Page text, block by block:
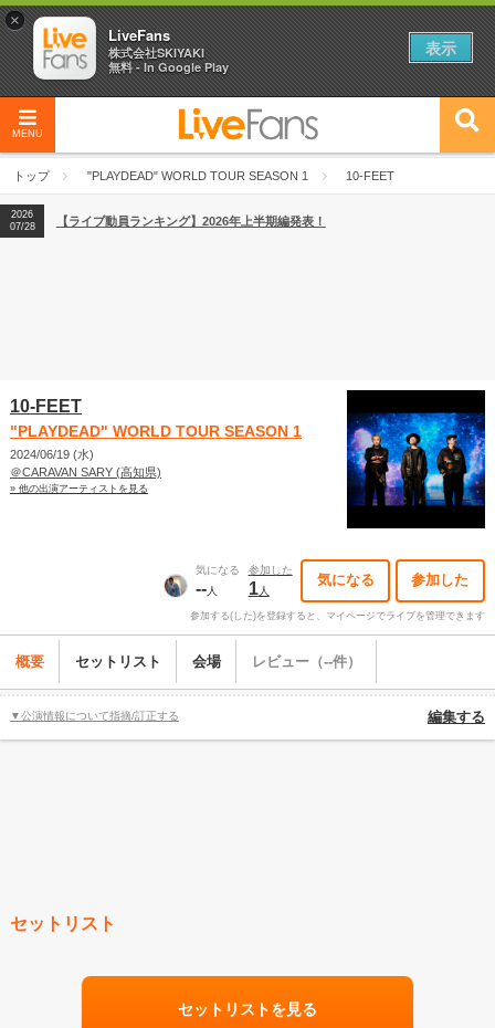
MENU
トップ "PLAYDEAD" WORLD TOUR SEASON 1 10-FEET
04/27
【フェス特集2026】フェス情報はここから！
2026
07/28
2026
【フェス特集2026】フェス情報はここから！
2026
07/28
【ライブ動員ランキング】2026年上半期編発表！
10-FEET
"PLAYDEAD" WORLD TOUR SEASON 1
2024/06/19 (水)
＠CARAVAN SARY (高知県)
» 他の出演アーティストを見る
気になる
--人
参加した
1人
気になる 参加した
参加する(した)を登録すると、マイページでライブを管理できます
概要 セットリスト 会場 レビュー（--件）
▼公演情報について指摘/訂正する 編集する
セットリスト
セットリストを見る
×
LiveFans
株式会社SKIYAKI
無料 - In Google Play
表示